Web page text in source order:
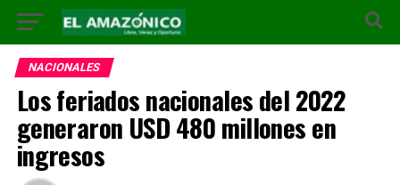
NACIONALES
Los feriados nacionales del 2022
generaron USD 480 millones en
ingresos